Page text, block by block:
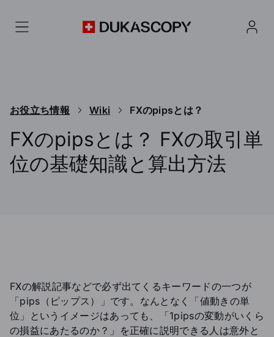
お役立ち情報 Wiki FXのpipsとは？
FXのpipsとは？ FXの取引単
位の基礎知識と算出方法
FXの解説記事などで必ず出てくるキーワードの一つが
「pips（ピップス）」です。なんとなく「値動きの単
位」というイメージはあっても、「1pipsの変動がいくら
の損益にあたるのか？」を正確に説明できる人は意外と